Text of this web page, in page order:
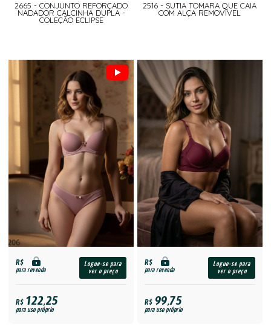
2665 - CONJUNTO REFORÇADO
NADADOR CALCINHA DUPLA -
COLEÇÃO ECLIPSE
2516 - SUTIA TOMARA QUE CAIA
COM ALÇA REMOVIVEL
R$
para revenda
Logue-se para
ver o preço
R$122,25
para uso próprio
R$
para revenda
Logue-se para
ver o preço
R$99,75
para uso próprio